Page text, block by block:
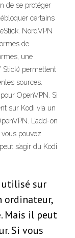
de se protéger
certains
NordVPN
de
une
Stick) permettent
sources.
OpenVPN. Si
sur Kodi via un
L’add-on
pouvez
s’agir du Kodi
utilisé sur
ordinateur,
Mais il peut
Si vous